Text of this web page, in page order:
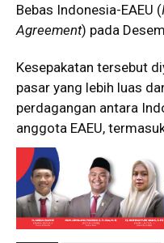
Bebas Indonesia-EAEU (
Agreement) pada
Kesepakatan tersebut
pasar yang lebih luas
perdagangan antara
anggota EAEU,